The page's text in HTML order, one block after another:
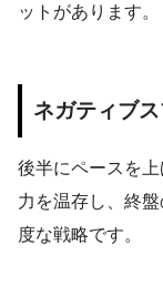
ットがあります。
ネガティブ
後半にペースを
力を温存し、終
度な戦略です。